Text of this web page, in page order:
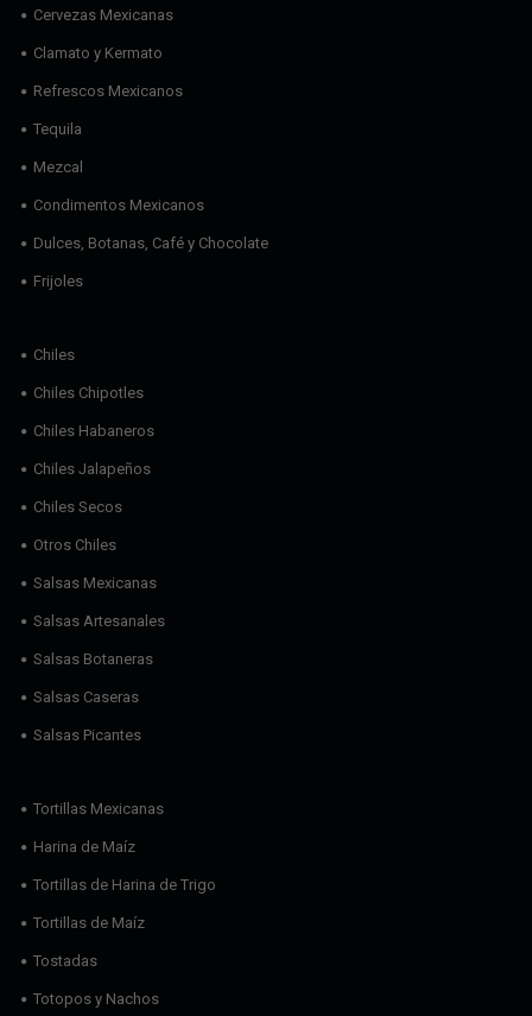
Cervezas Mexicanas
Clamato y Kermato
Refrescos Mexicanos
Tequila
Mezcal
Condimentos Mexicanos
Dulces, Botanas, Café y Chocolate
Frijoles
Chiles
Chiles Chipotles
Chiles Habaneros
Chiles Jalapeños
Chiles Secos
Otros Chiles
Salsas Mexicanas
Salsas Artesanales
Salsas Botaneras
Salsas Caseras
Salsas Picantes
Tortillas Mexicanas
Harina de Maíz
Tortillas de Harina de Trigo
Tortillas de Maíz
Tostadas
Totopos y Nachos